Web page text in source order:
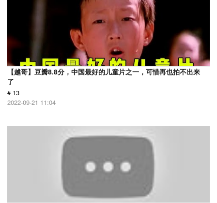
【越哥】豆瓣8.8分，中国最好的儿童片之一，可惜再也拍不出来
了
# 13
2022-09-21 11:04